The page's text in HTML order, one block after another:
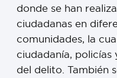
donde se han
ciudadanas en
comunidades, la
ciudadanía, policías
del delito. También